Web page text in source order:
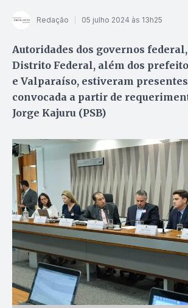
Redação 05 julho 2024 às 13h25
Autoridades dos governos federal,
Distrito Federal, além dos
e Valparaíso, estiveram
convocada a partir de
Jorge Kajuru (PSB)